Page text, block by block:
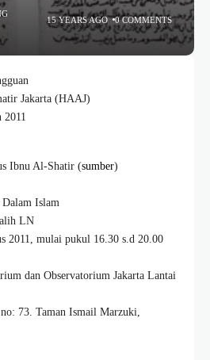
15 YEARS AGO 0 COMMENTS
Jakarta (HAAJ)
2011
Ibnu Al-Shatir (sumber)
Islam
LN
2011, mulai pukul 16.30 s.d 20.00
dan Observatorium Jakarta Lantai
73. Taman Ismail Marzuki,